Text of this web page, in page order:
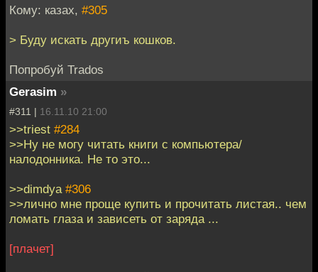
Кому: казах, #305
> Буду искать другиъ кошков.
Попробуй Trados
Gerasim »
#311 | 16.11.10 21:00
>>triest #284
>>Ну не могу читать книги с компьютера/
налодонника. Не то это...
>>dimdya #306
>>лично мне проще купить и прочитать листая.. чем
ломать глаза и зависеть от заряда ...
[плачет]